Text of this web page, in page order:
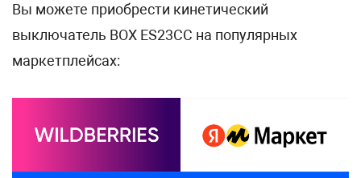
Вы можете приобрести кинетический
выключатель BOX ES23СС на популярных
маркетплейсах: